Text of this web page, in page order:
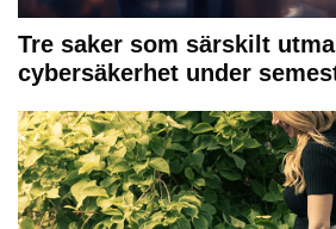
Tre saker som särskilt
cybersäkerhet under